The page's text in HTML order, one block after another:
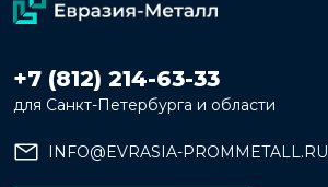
+7 (812) 214-63-33
для Санкт-Петербурга и области
INFO@EVRASIA-PROMMETALL.RU